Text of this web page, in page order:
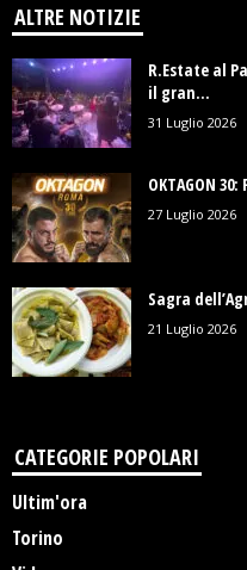
ALTRE NOTIZIE
R.Estate al
il gran...
31 Luglio 2026
OKTAGON
27 Luglio 2026
Sagra
21 Luglio 2026
CATEGORIE POPOLARI
Ultim'ora
Torino